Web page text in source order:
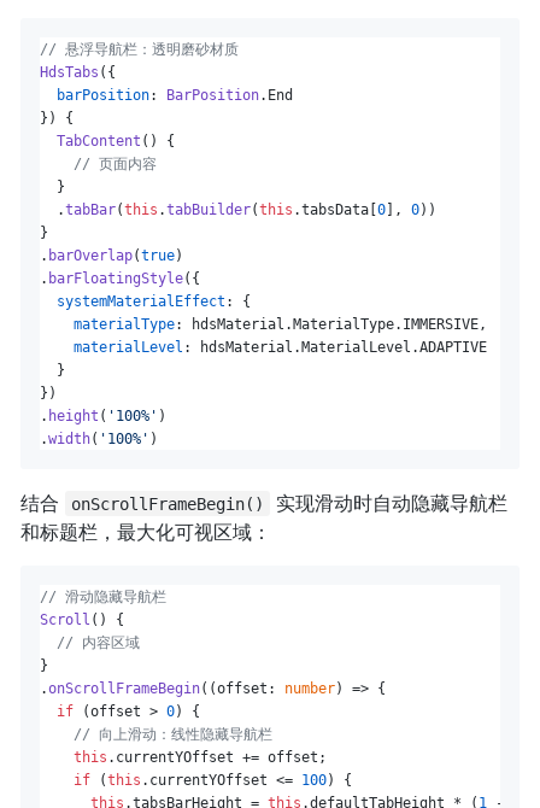
// 悬浮导航栏：透明磨砂材质
HdsTabs ({
barPosition: BarPosition. End
}) {
TabContent () {
// 页面内容
  }
  .
tabBar(this .tabBuilder(this .tabsData[0], 0))
}
. barOverlap(true)
. barFloatingStyle({
systemMaterialEffect : {
materialType: hdsMaterial.MaterialType. IMMERSIVE,
materialLevel : hdsMaterial.MaterialLevel .ADAPTIVE
  }
})
. height ( '100%' )
.width( '100%'
结合 onScrollFrameBegin()
实现滑动时自动隐藏导航栏
和标题栏，最大化可视区域：
// 滑动隐藏导航栏
Scroll () {
// 内容区域
}
.onScrollFrameBegin( (offset: number) => {
if (offset > 0) {
// 向上滑动：线性隐藏导航栏
this . currentYOffset += offset;
if (this . currentYOffset <= 100) {
this .tabsBarHeight = this .defaultTabHeight * ( 1 -